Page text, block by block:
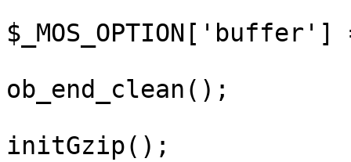
ob_end_clean();
initGzip();